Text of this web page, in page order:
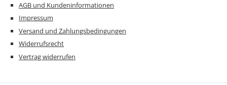
AGB und Kundeninformationen
Impressum
Versand und Zahlungsbedingungen
Widerrufsrecht
Vertrag widerrufen